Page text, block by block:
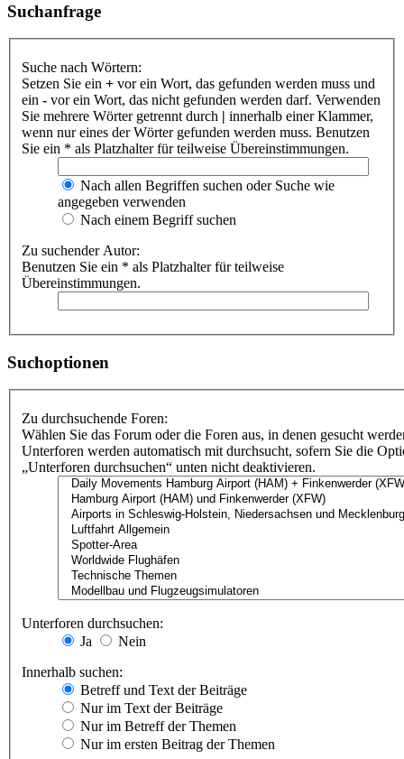
Suchanfrage
Suche nach Wörtern:
Setzen Sie ein + vor ein Wort, das gefunden werden muss und
ein - vor ein Wort, das nicht gefunden werden darf. Verwenden
Sie mehrere Wörter getrennt durch | innerhalb einer Klammer,
wenn nur eines der Wörter gefunden werden muss. Benutzen
Sie ein * als Platzhalter für teilweise Übereinstimmungen.
Nach allen Begriffen suchen oder Suche wie
angegeben verwenden
Nach einem Begriff suchen
Zu suchender Autor:
Benutzen Sie ein * als Platzhalter für teilweise
Übereinstimmungen.
Suchoptionen
Zu durchsuchende Foren:
Wählen Sie das Forum oder die Foren aus, in denen gesucht
Unterforen werden automatisch mit durchsucht, sofern Sie die
„Unterforen durchsuchen“ unten nicht deaktivieren.
Unterforen durchsuchen:
Ja
Nein
Innerhalb suchen:
Betreff und Text der Beiträge
Nur im Text der Beiträge
Nur im Betreff der Themen
Nur im ersten Beitrag der Themen